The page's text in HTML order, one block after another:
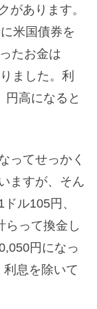
があります。
米国債券を
たお金は
ました。利
円高になると
ってせっかく
ますが、そん
ル105円、
らって換金し
円になっ
息を除いて